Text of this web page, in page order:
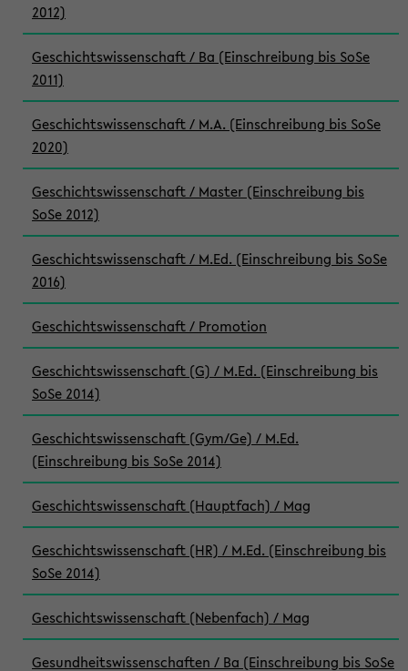
2012)
Geschichtswissenschaft / Ba (Einschreibung bis SoSe
2011)
Geschichtswissenschaft / M.A. (Einschreibung bis SoSe
2020)
Geschichtswissenschaft / Master (Einschreibung bis
SoSe 2012)
Geschichtswissenschaft / M.Ed. (Einschreibung bis SoSe
2016)
Geschichtswissenschaft / Promotion
Geschichtswissenschaft (G) / M.Ed. (Einschreibung bis
SoSe 2014)
Geschichtswissenschaft (Gym/Ge) / M.Ed.
(Einschreibung bis SoSe 2014)
Geschichtswissenschaft (Hauptfach) / Mag
Geschichtswissenschaft (HR) / M.Ed. (Einschreibung bis
SoSe 2014)
Geschichtswissenschaft (Nebenfach) / Mag
Gesundheitswissenschaften / Ba (Einschreibung bis SoSe